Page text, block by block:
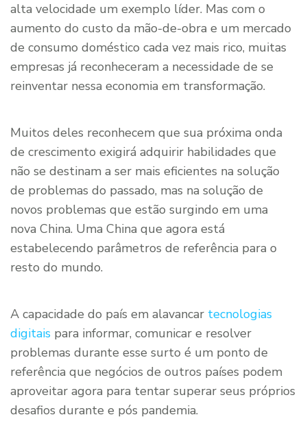
alta velocidade um exemplo líder. Mas com o
aumento do custo da mão-de-obra e um mercado
de consumo doméstico cada vez mais rico, muitas
empresas já reconheceram a necessidade de se
reinventar nessa economia em transformação.
Muitos deles reconhecem que sua próxima onda
de crescimento exigirá adquirir habilidades que
não se destinam a ser mais eficientes na solução
de problemas do passado, mas na solução de
novos problemas que estão surgindo em uma
nova China. Uma China que agora está
estabelecendo parâmetros de referência para o
resto do mundo.
A capacidade do país em alavancar tecnologias
digitais para informar, comunicar e resolver
problemas durante esse surto é um ponto de
referência que negócios de outros países podem
aproveitar agora para tentar superar seus próprios
desafios durante e pós pandemia.